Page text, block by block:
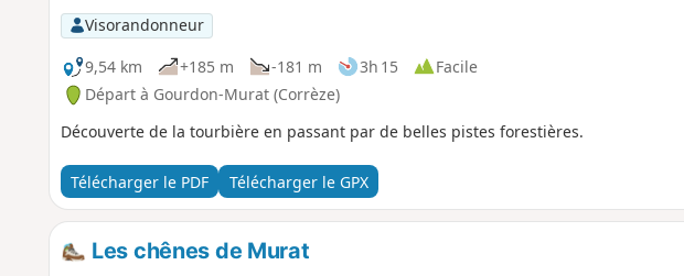
Visorandonneur
9,54 km
+185 m -181 m 3h 15
Facile
Départ à Gourdon-Murat (Corrèze)
Découverte de la tourbière en passant par de belles pistes forestières.
Télécharger le PDF Télécharger le GPX
Les chênes de Murat